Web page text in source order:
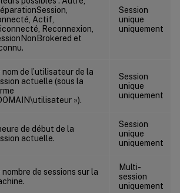
Actif,
Reconnexion,
et
Session
unique
uniquement
nom de l’utilisateur de la
actuelle (sous la
»).
Session
unique
uniquement
de début de la
actuelle.
Session
unique
uniquement
nombre de sessions sur la
Multi-
session
uniquement